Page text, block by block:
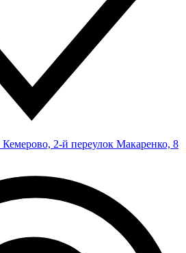
Кемерово, 2-й переулок Макаренко, 8